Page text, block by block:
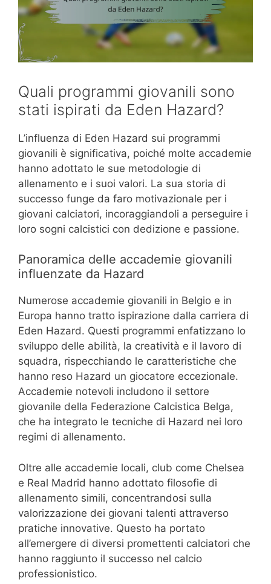
Quali programmi giovanili sono
stati ispirati da Eden Hazard?
L’influenza di Eden Hazard sui programmi
giovanili è significativa, poiché molte accademie
hanno adottato le sue metodologie di
allenamento e i suoi valori. La sua storia di
successo funge da faro motivazionale per i
giovani calciatori, incoraggiandoli a perseguire i
loro sogni calcistici con dedizione e passione.
Panoramica delle accademie giovanili
influenzate da Hazard
Numerose accademie giovanili in Belgio e in
Europa hanno tratto ispirazione dalla carriera di
Eden Hazard. Questi programmi enfatizzano lo
sviluppo delle abilità, la creatività e il lavoro di
squadra, rispecchiando le caratteristiche che
hanno reso Hazard un giocatore eccezionale.
Accademie notevoli includono il settore
giovanile della Federazione Calcistica Belga,
che ha integrato le tecniche di Hazard nei loro
regimi di allenamento.
Oltre alle accademie locali, club come Chelsea
e Real Madrid hanno adottato filosofie di
allenamento simili, concentrandosi sulla
valorizzazione dei giovani talenti attraverso
pratiche innovative. Questo ha portato
all’emergere di diversi promettenti calciatori che
hanno raggiunto il successo nel calcio
professionistico.